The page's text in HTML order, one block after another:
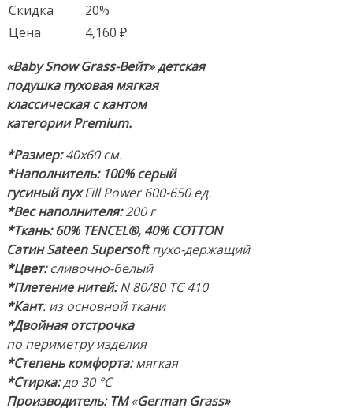
Скидка
20%
Цена
4,160 ₽
«Baby Snow Grass-Вейт» детская
подушка пуховая мягкая
классическая с кантом
категории Premium.
*Размер:40х60 см.
*Наполнитель: 100% серый
гусиный пухFill Power 600-650 ед.
*Вес наполнителя:200 г
*Ткань: 60% TENCEL®, 40% COTTON
Сатин Sateen Supersoftпухо-держащий
*Цвет:сливочно-белый
*Плетение нитей:N 80/80 TC 410
*Кант: из основной ткани
*Двойная отстрочка
по периметру изделия
*Степень комфорта:мягкая
*Стирка:до 30 °C
Производитель: ТМ«German Grass»